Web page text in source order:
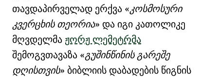
თავდაპირველად ერქვა კოსმოსური
კვერცხის თეორია და იგი კათოლიკე
მღვდელმა ჟორჟ ლემეტრმა
შემოგვთავაზა გუშინწინის გარეშე
დღისთვის ბიბლიის დაბადების წიგნის